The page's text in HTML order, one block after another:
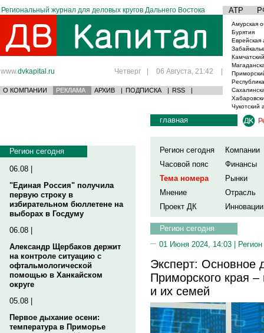
Региональный журнал для деловых кругов Дальнего Востока АТР
www.dvkapital.ru Четверг | 06 Августа, 21:42 |
О КОМПАНИИ РЕКЛАМА АРХИВ | ПОДПИСКА | RSS |
Амурская
Бурятия
Еврейская
Чукотский
Регион сегодня
06.08 |
"Единая Россия" получила
первую строку в
избирательном бюллетене на
выборах в Госдуму
06.08 |
Александр Щербаков держит
на контроле ситуацию с
офтальмологической
помощью в Ханкайском
округе
05.08 |
Первое дыхание осени:
температура в Приморье
главная
Регион сегодня
Компании
Часовой пояс
Финансы
Тема номера
Рынки
Мнение
Отрасль
Проект ДК
Инновации
Регион сегодня
01 Июня 2024, 14:03 |
Эксперт: Основное
Приморского края
и их семей